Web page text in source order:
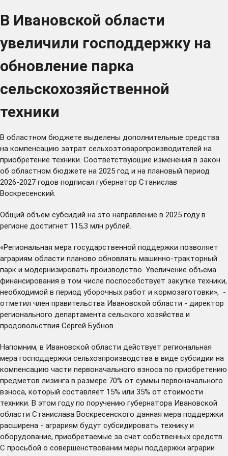
В Ивановской области
увеличили господдержку на
обновление парка
сельскохозяйственной
техники
В областном бюджете выделены дополнительные средства
на компенсацию затрат сельхозтоваропроизводителей на
приобретение техники. Соответствующие изменения в закон
об областном бюджете на 2025 год и на плановый период
2026-2027 годов подписал губернатор Станислав
Воскресенский.
Общий объем субсидий на это направление в 2025 году в
регионе достигнет 115,3 млн рублей.
«Региональная мера государственной поддержки позволяет
аграриям области планово обновлять машинно-тракторный
парк и модернизировать производство. Увеличение объема
финансирования в том числе поспособствует закупке техники,
необходимой в период уборочных работ и кормозаготовки», -
отметил член правительства Ивановской области - директор
регионального департамента сельского хозяйства и
продовольствия Сергей Бубнов.
Напомним, в Ивановской области действует региональная
мера господдержки сельхозпроизводства в виде субсидии на
компенсацию части первоначального взноса по приобретению
предметов лизинга в размере 70% от суммы первоначального
взноса, который составляет 15% или 35% от стоимости
техники. В этом году по поручению губернатора Ивановской
области Станислава Воскресенского данная мера поддержки
расширена - аграриям будут субсидировать технику и
оборудование, приобретаемые за счет собственных средств.
С просьбой о совершенствовании меры поддержки аграрии